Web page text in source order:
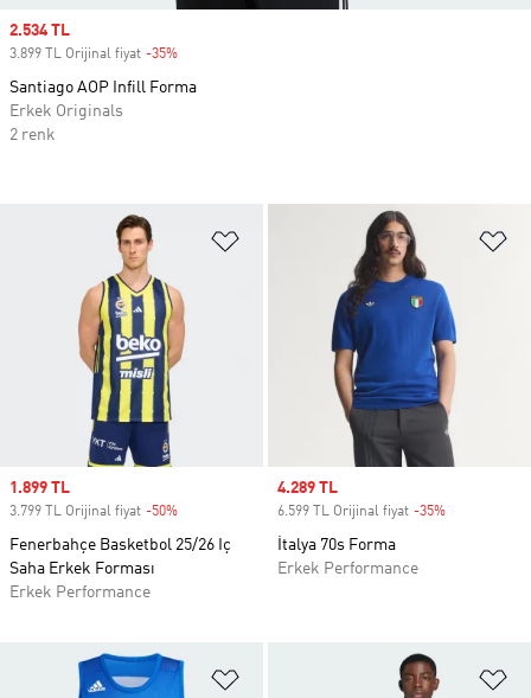
Favori Listesine Ekle
Sale price
1.899 TL
3.799 TL Orijinal fiyat -50%
Fenerbahçe Basketbol 25/26 Iç
Saha Erkek Forması
Erkek Performance
Sale price
4.289 TL
6.599 TL Orijinal fiyat -35%
İtalya 70s Forma
Erkek Performance
Favori Listesine Ekle
Sale price
2.534 TL
3.899 TL Orijinal fiyat -35%
Santiago AOP Infill Forma
Erkek Originals
2 renk